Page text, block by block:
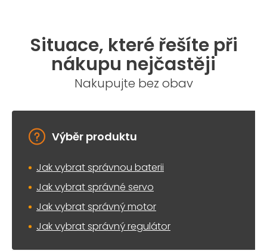
Situace, které řešíte při
nákupu nejčastěji
Nakupujte bez obav
Výběr produktu
Jak vybrat správnou baterii
Jak vybrat správné servo
Jak vybrat správný motor
Jak vybrat správný regulátor